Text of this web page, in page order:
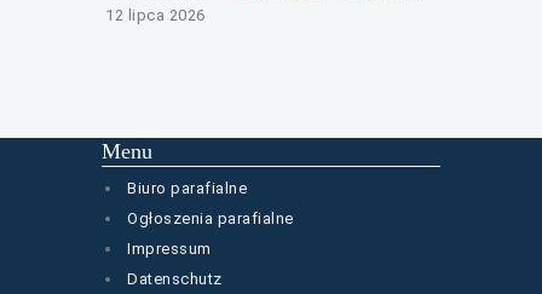
12 lipca 2026
Menu
Biuro parafialne
Ogłoszenia parafialne
Impressum
Datenschutz